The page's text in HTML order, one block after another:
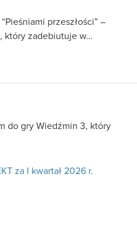
przeszłości” –
który zadebiutuje w…
do gry Wiedźmin 3, który
za I kwartał 2026 r.